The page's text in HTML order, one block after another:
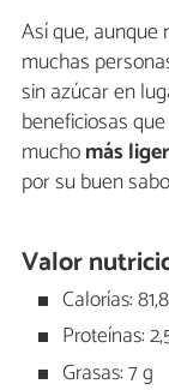
Así que, aunque
muchas
sin azúcar en
beneficiosas
muchomás
por su buen
Valor
Calorías:
Proteínas:
Grasas: 7 g